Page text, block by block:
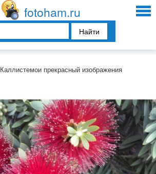
fotoham.ru
Найти
Каллистемои прекрасный изображения